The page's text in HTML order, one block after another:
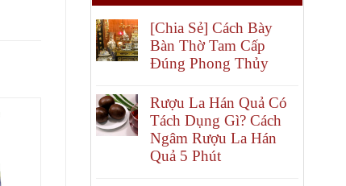
[Chia Sẻ] Cách Bày
Bàn Thờ Tam Cấp
Đúng Phong Thủy
Rượu La Hán Quả Có
Tách Dụng Gì? Cách
Ngâm Rượu La Hán
Quả 5 Phút